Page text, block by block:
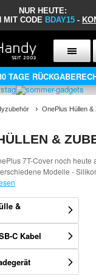
NUR HEUTE:
MIT CODE BDAY15 -
TAGE
OnePlus Hüllen &
&
7T-Cover noch heute
Modelle -
&
C Kabel